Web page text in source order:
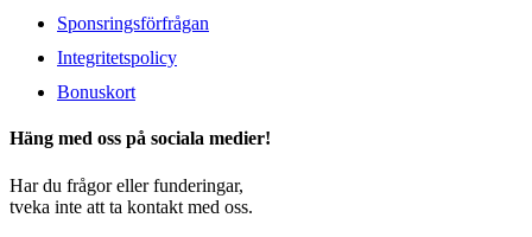
Sponsringsförfrågan
Integritetspolicy
Bonuskort
Häng med oss på sociala medier!
Har du frågor eller funderingar,
tveka inte att ta kontakt med oss.